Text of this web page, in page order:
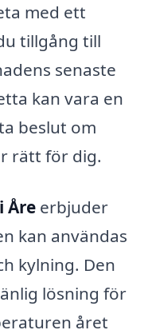
med ett
tillgång till
senaste
kan vara en
beslut om
rätt för dig.
Åre erbjuder
kan användas
kylning. Den
lösning för
året